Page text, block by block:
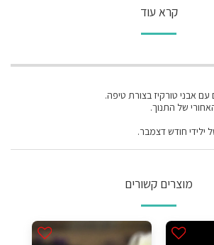
קרא עוד
עם אבני טורקיז בצורת טיפה.
של התנוך.
ילידי חודש דצמבר.
מוצרים קשורים